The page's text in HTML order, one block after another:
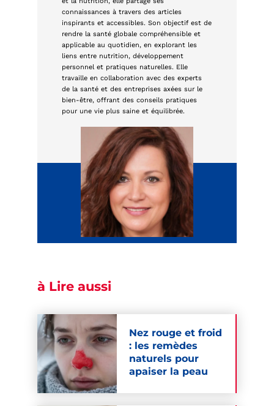
connaissances à travers des articles
inspirants et accessibles. Son objectif est de
rendre la santé globale compréhensible et
applicable au quotidien, en explorant les
liens entre nutrition, développement
personnel et pratiques naturelles. Elle
travaille en collaboration avec des experts
de la santé et des entreprises axées sur le
bien-être, offrant des conseils pratiques
pour une vie plus saine et équilibrée.
à Lire aussi
Nez rouge et froid
: les remèdes
naturels pour
apaiser la peau